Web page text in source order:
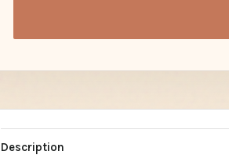
Description